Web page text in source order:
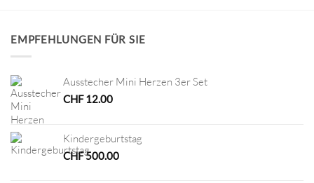
EMPFEHLUNGEN FÜR SIE
Ausstecher Mini Herzen 3er Set
CHF12.00
Kindergeburtstag
CHF500.00